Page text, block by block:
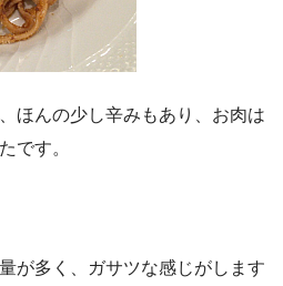
ほんの少し辛みもあり、お肉は
です。
が多く、ガサツな感じがします